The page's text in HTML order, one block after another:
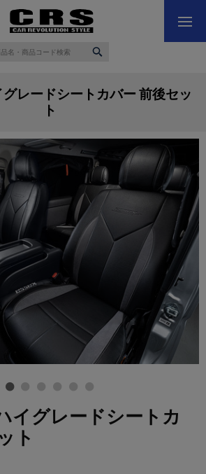
レードシートカバー 前後セッ
ト
イグレードシートカ
ト